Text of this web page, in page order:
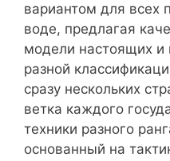
вариантом для всех
воде, предлагая
модели настоящих и
разной
сразу нескольких
ветка каждого
техники разного
основанный на